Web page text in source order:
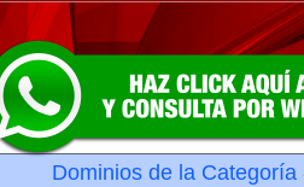
Dominios de la